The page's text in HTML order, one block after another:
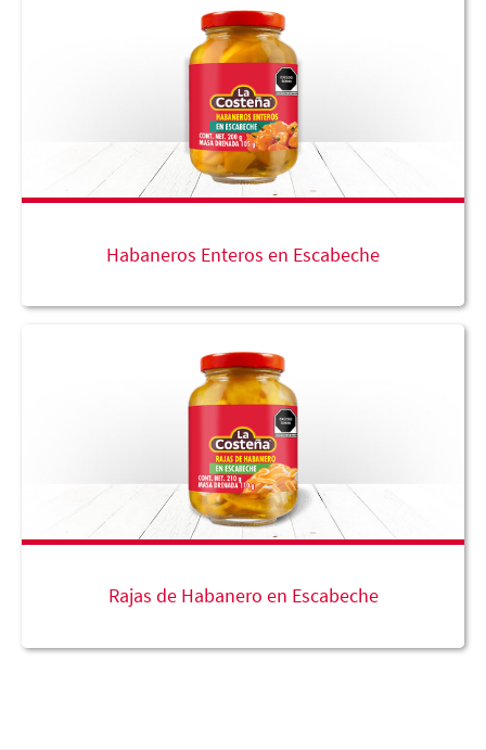
Habaneros Enteros en Escabeche
Rajas de Habanero en Escabeche